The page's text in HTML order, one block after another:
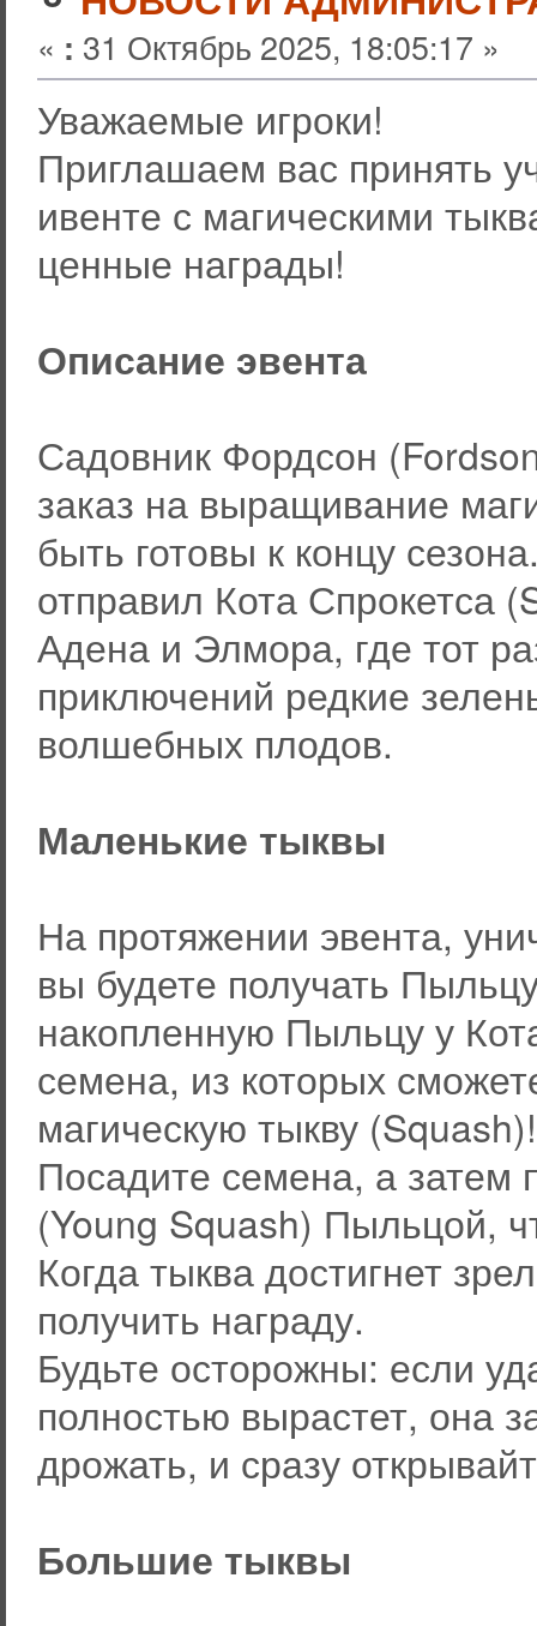
« : 31 Октябрь 2025, 18:05:17 »
Уважаемые игроки!
Приглашаем вас принять
ивенте с магическими
ценные награды!
Описание эвента
Садовник Фордсон
заказ на выращивание
быть готовы к концу
отправил Кота Спрокетса
Адена и Элмора, где тот
приключений редкие
волшебных плодов.
Маленькие тыквы
На протяжении эвента,
вы будете получать
накопленную Пыльцу у
семена, из которых
магическую тыкву (Squash)!
Посадите семена, а
(Young Squash) Пыльцой,
Когда тыква достигнет
получить награду.
Будьте осторожны: если
полностью вырастет, она
дрожать, и сразу
Большие тыквы